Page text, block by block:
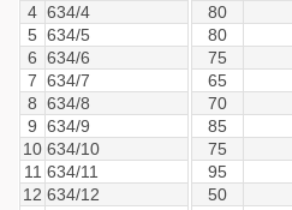
4 634/4
5 634/5
6 634/6
7 634/7
8 634/8
9 634/9
10 634/10
11 634/11
12 634/12
80
80
75
65
70
85
75
95
50